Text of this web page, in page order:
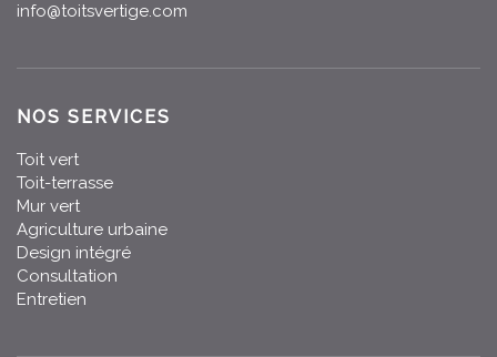
info@toitsvertige.com
NOS SERVICES
Toit vert
Toit-terrasse
Mur vert
Agriculture urbaine
Design intégré
Consultation
Entretien